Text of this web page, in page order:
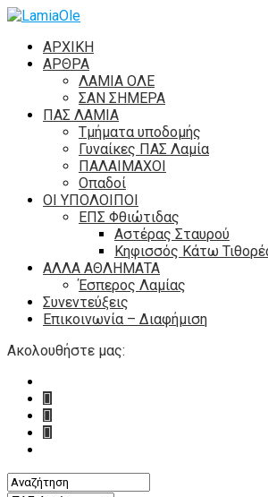
ΑΡΧΙΚΗ
ΑΡΘΡΑ
ΛΑΜΙΑ ΟΛΕ
ΣΑΝ ΣΗΜΕΡΑ
ΠΑΣ ΛΑΜΙΑ
Τμήματα υποδομής
Γυναίκες ΠΑΣ Λαμία
ΠΑΛΑΙΜΑΧΟΙ
Οπαδοί
ΟΙ ΥΠΟΛΟΙΠΟΙ
ΕΠΣ Φθιώτιδας
Αστέρας Σταυρού
Κηφισσός Κάτω
ΑΛΛΑ ΑΘΛΗΜΑΤΑ
Έσπερος Λαμίας
Συνεντεύξεις
Επικοινωνία – Διαφήμιση
Ακολουθήστε μας: